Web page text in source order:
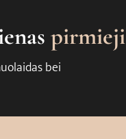
pirmieji
bei